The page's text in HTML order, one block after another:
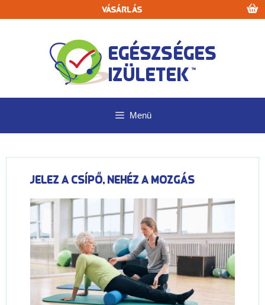
a
Vásárlás
Menü
Jelez a csípő, nehéz a mozgás